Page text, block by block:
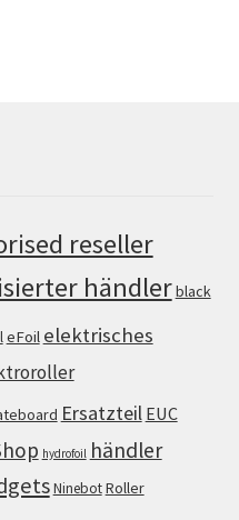
reseller
händlerblack
eFoil elektrisches
Ersatzteil EUC
hydrofoil händler
NinebotRoller